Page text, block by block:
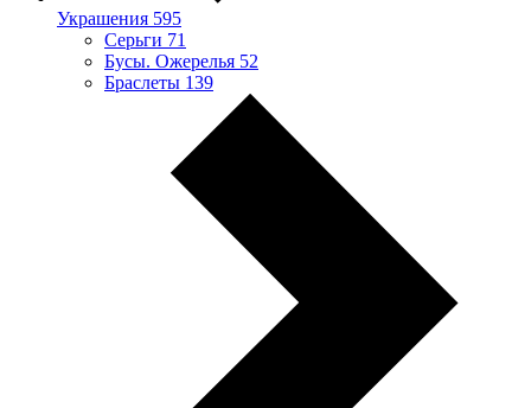
Украшения 595
Серьги 71
Бусы. Ожерелья 52
Браслеты 139